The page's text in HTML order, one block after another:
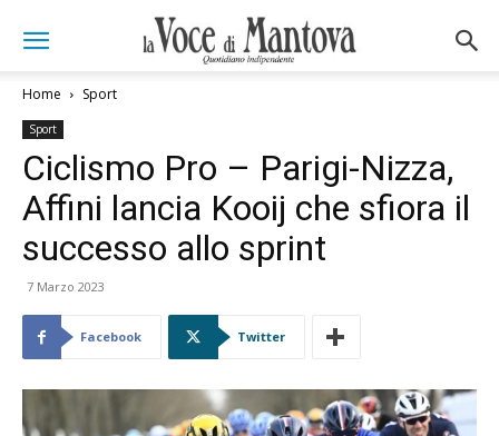
Home Sport
Sport
Ciclismo Pro – Parigi-Nizza,
Affini lancia Kooij che sfiora il
successo allo sprint
7 Marzo 2023
Facebook Twitter